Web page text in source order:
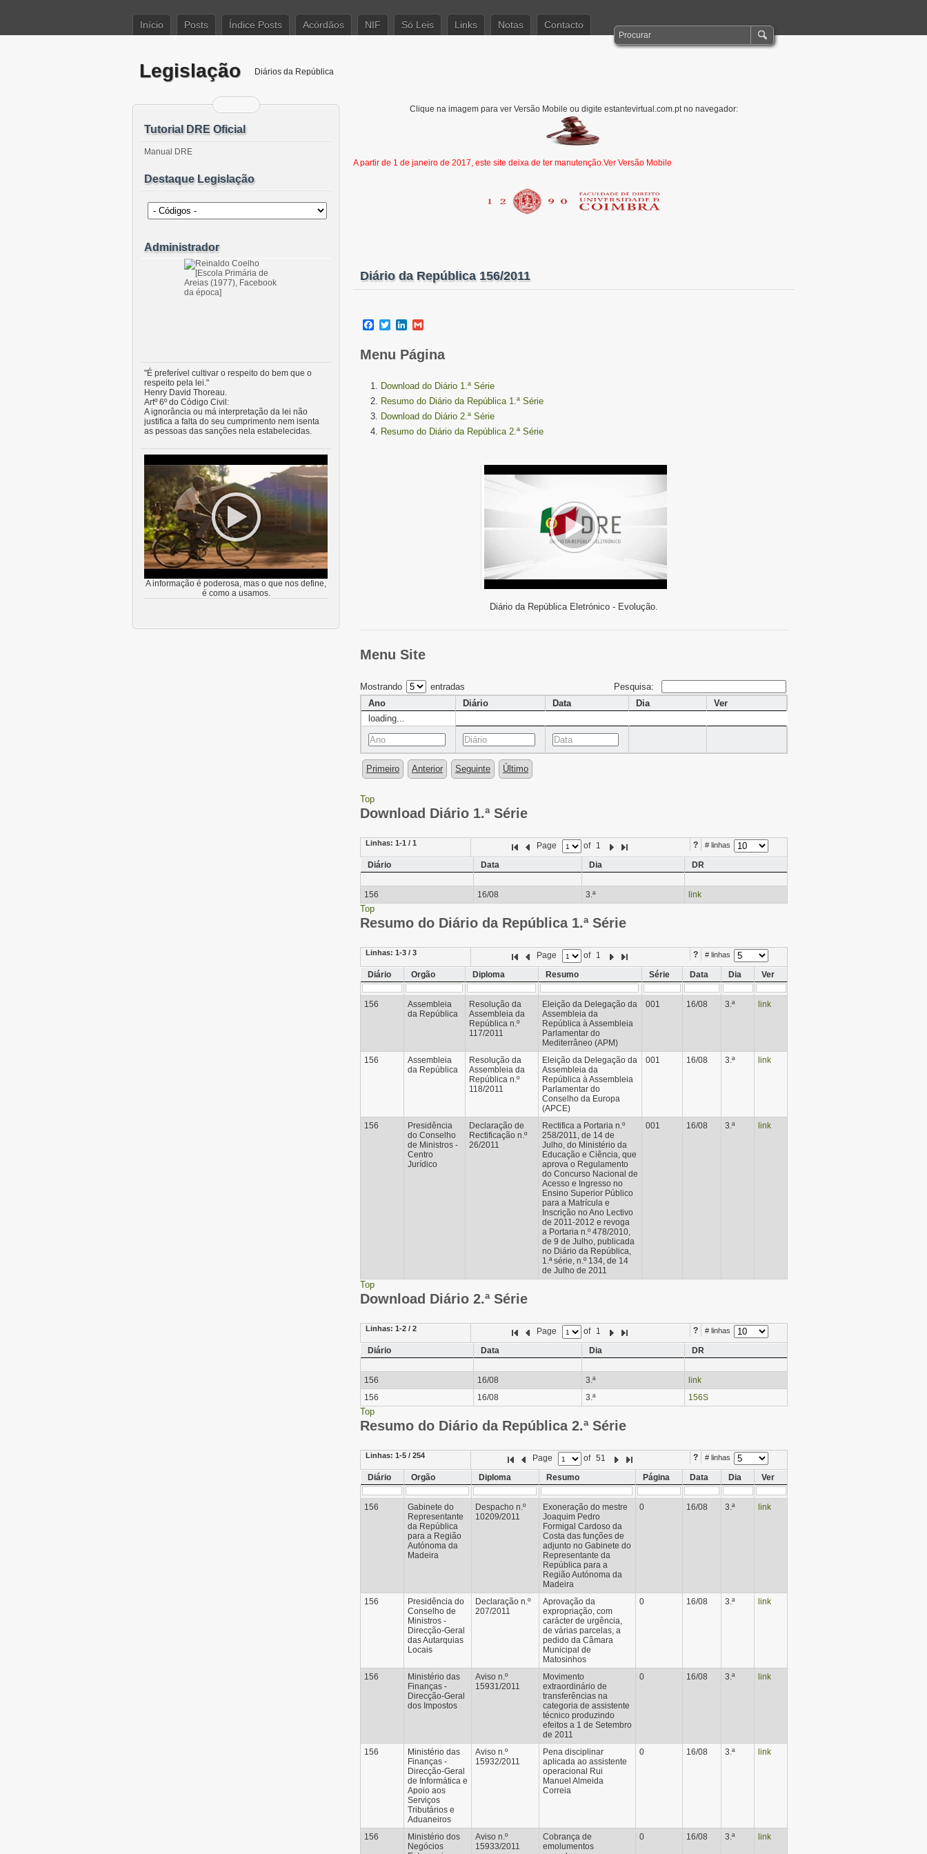
Início Posts Índice Posts Acórdãos NIF Só Leis Links Notas Contacto
Legislação Diários da República
Clique na imagem para ver Versão Mobile ou digite estantevirtual.com.pt no navegador:
A partir de 1 de janeiro de 2017, este site deixa de ter manutenção.Ver Versão Mobile
Diário da República 156/2011
Facebook
TwitterLinkedIn
Menu Página
Download do Diário 1.ª Série
Resumo do Diário da República 1.ª Série
Download do Diário 2.ª Série
Resumo do Diário da República 2.ª Série
Diário da República Eletrónico - Evolução.
Menu Site
Mostrando entradas
Pesquisa:
Ano
Diário Data Dia
Ver
loading...
Primeiro Anterior Seguinte Último
Top
Download Diário 1.ª Série
Linhas: 1-1 / 1 ? # linhas
Page of 1
Diário
Data Dia DR
156 16/08 3.ª link
Top
Resumo do Diário da República 1.ª Série
Linhas: 1-3 / 3 ? # linhas
Page of 1
Diário
Orgão Diploma Resumo Série Data Dia Ver
156
Assembleia
da República
Resolução da
Assembleia da
República n.º
117/2011
Eleição da Delegação da
Assembleia da
República à Assembleia
Parlamentar do
Mediterrâneo (APM)
001 16/08 3.ª link
156
Assembleia
da República
Resolução da
Assembleia da
República n.º
118/2011
Eleição da Delegação da
Assembleia da
República à Assembleia
Parlamentar do
Conselho da Europa
(APCE)
001 16/08 3.ª link
156
Presidência
do Conselho
de Ministros -
Centro
Jurídico
Declaração de
Rectificação n.º
26/2011
Rectifica a Portaria n.º
258/2011, de 14 de
Julho, do Ministério da
Educação e Ciência, que
aprova o Regulamento
do Concurso Nacional de
Acesso e Ingresso no
Ensino Superior Público
para a Matrícula e
Inscrição no Ano Lectivo
de 2011-2012 e revoga
a Portaria n.º 478/2010,
de 9 de Julho, publicada
no Diário da República,
1.ª série, n.º 134, de 14
de Julho de 2011
001 16/08 3.ª link
Top
Download Diário 2.ª Série
Linhas: 1-2 / 2 ? # linhas
Page of 1
Diário
Data Dia DR
156 16/08 3.ª
link
156
16/08 3.ª 156S
Top
Resumo do Diário da República 2.ª Série
Linhas: 1-5 / 254 ? # linhas
Page of 51
Diário
Orgão Diploma Resumo Página Data Dia Ver
156
Gabinete do
Representante
da República
para a Região
Autónoma da
Madeira
Despacho n.º
10209/2011
Exoneração do mestre
Joaquim Pedro
Formigal Cardoso da
Costa das funções de
adjunto no Gabinete do
Representante da
República para a
Região Autónoma da
Madeira
0 16/08 3.ª link
156
Presidência do
Conselho de
Ministros -
Direcção-Geral
das Autarquias
Locais
Declaração n.º
207/2011
Aprovação da
expropriação, com
carácter de urgência,
de várias parcelas, a
pedido da Câmara
Municipal de
Matosinhos
0 16/08 3.ª link
156
Ministério das
Finanças -
Direcção-Geral
dos Impostos
Aviso n.º
15931/2011
Movimento
extraordinário de
transferências na
categoria de assistente
técnico produzindo
efeitos a 1 de Setembro
de 2011
0 16/08 3.ª link
156
Ministério das
Finanças -
Direcção-Geral
de Informática e
Apoio aos
Serviços
Tributários e
Aduaneiros
Aviso n.º
15932/2011
Pena disciplinar
aplicada ao assistente
operacional Rui
Manuel Almeida
Correia
0 16/08 3.ª link
156
Ministério dos
Negócios
Aviso n.º
15933/2011
Cobrança de
emolumentos
0 16/08 3.ª link
Tutorial DRE Oficial
Manual DRE
Destaque Legislação
Administrador
"É preferível cultivar o respeito do bem que o
respeito pela lei."
Henry David Thoreau.
Artº 6º do Código Civil:
A ignorância ou má interpretação da lei não
justifica a falta do seu cumprimento nem isenta
as pessoas das sanções nela estabelecidas.
A informação é poderosa, mas o que nos define,
é como a usamos.